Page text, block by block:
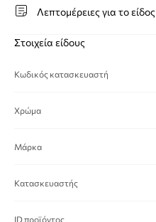
Λεπτομέρειες για το είδος
Στοιχεία είδους
Κωδικός κατασκευαστή
Χρώμα
Μάρκα
Κατασκευαστής
ID προϊόντος